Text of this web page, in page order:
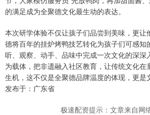
的满足成为全聚德文化最生动的表达。
本次研学体验不仅让孩子们品尝到美味，更让
德将百年的挂炉烤鸭技艺转化为孩子们可感知
听、观察、动手、品味中完成一次文化的深深
为载体，把非遗融入社区教育，让传统文化在
生机，这不仅是全聚德品牌温度的体现，更是
发布于：广东省
极速配资提示：文章来自网